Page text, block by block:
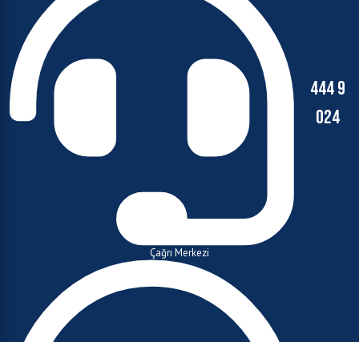
444 9
024
Çağrı Merkezi